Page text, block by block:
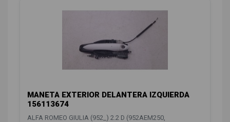
MANETA EXTERIOR DELANTERA IZQUIERDA
156113674
ALFA ROMEO GIULIA (952_) 2.2 D (952AEM250,